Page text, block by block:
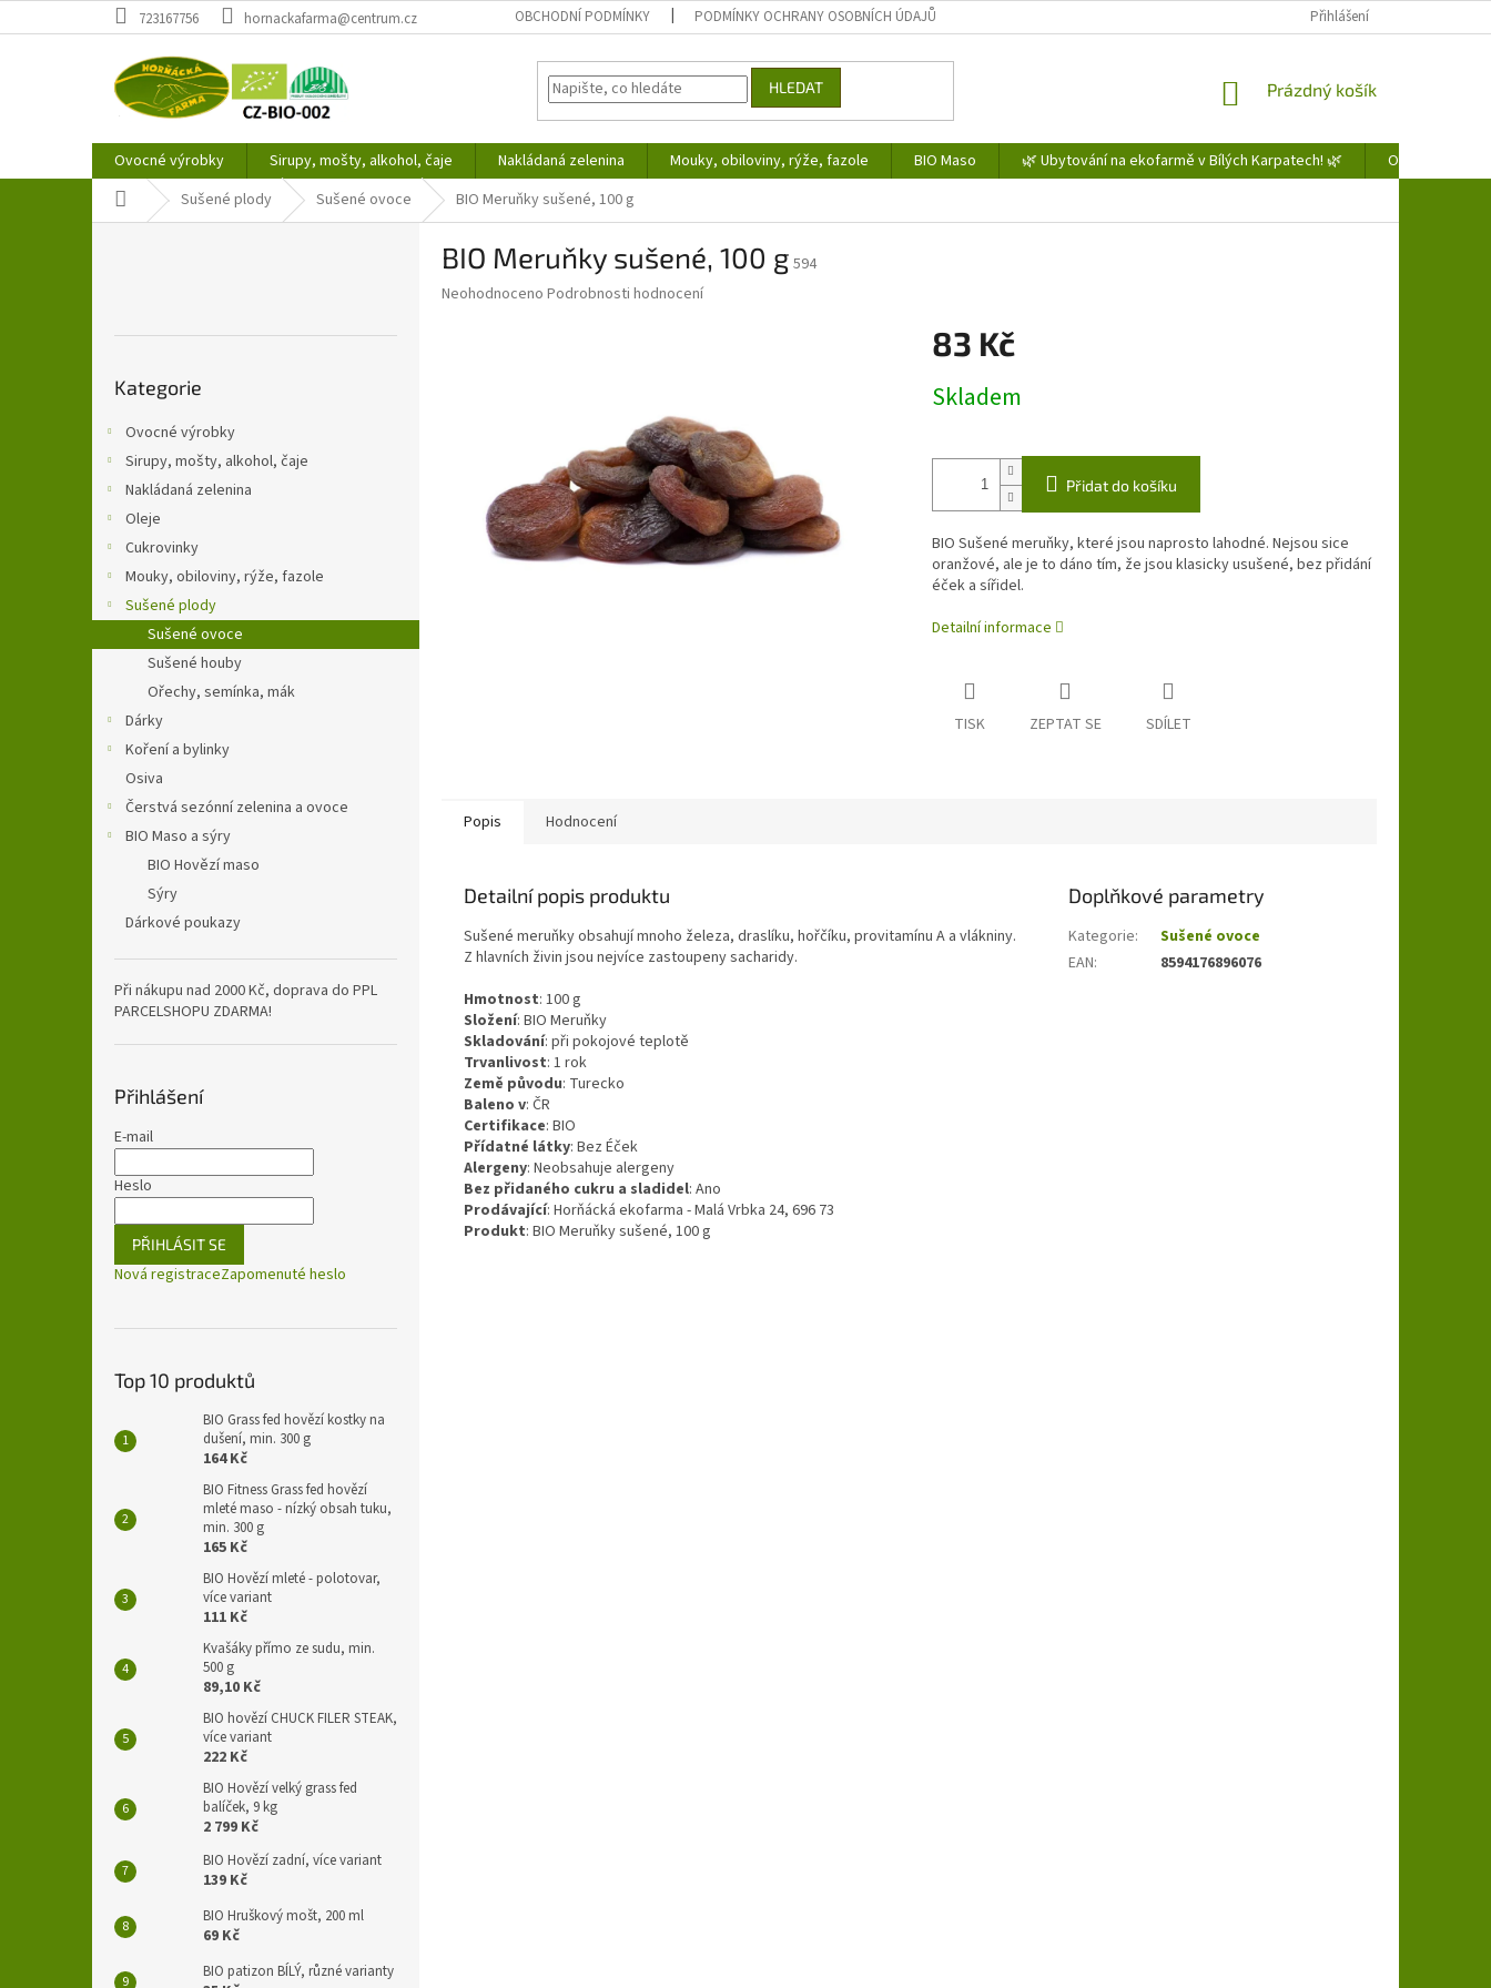
na
723167756 hornackafarma@centrum.cz OBCHODNÍ PODMÍNKY PODMÍNKY OCHRANY OSOBNÍCH ÚDAJŮ Přihlášení
HLEDAT
NÁKUPNÍ
Prázdný košík
Ovocné výrobky Sirupy, mošty, alkohol, čaje Nakládaná zelenina Mouky, obiloviny, rýže, fazole BIO Maso 🌿 Ubytování na ekofarmě v Bílých Karpatech! 🌿
Obchodní
Domů Sušené plody Sušené ovoce BIO Meruňky sušené, 100 g
kategorie
Kategorie
Ovocné výrobky
Sirupy, mošty, alkohol, čaje
Nakládaná zelenina
Oleje
Cukrovinky
Mouky, obiloviny, rýže, fazole
Sušené plody
Sušené ovoce
Sušené houby
Ořechy, semínka, mák
Dárky
Koření a bylinky
Osiva
Čerstvá sezónní zelenina a ovoce
BIO Maso a sýry
BIO Hovězí maso
Sýry
Dárkové poukazy
Při nákupu nad 2000 Kč, doprava do PPL
PARCELSHOPU ZDARMA!
Přihlášení
E-mail
Heslo
PŘIHLÁSIT SE
Nová registraceZapomenuté heslo
Top 10 produktů
BIO Grass fed hovězí kostky na
dušení, min. 300 g
164 Kč
BIO Fitness Grass fed hovězí
mleté maso - nízký obsah tuku,
min. 300 g
165 Kč
BIO Hovězí mleté - polotovar,
více variant
111 Kč
Kvašáky přímo ze sudu, min.
500 g
89,10 Kč
BIO hovězí CHUCK FILER STEAK,
více variant
222 Kč
BIO Hovězí velký grass fed
balíček, 9 kg
2 799 Kč
BIO Hovězí zadní, více variant
139 Kč
BIO Hruškový mošt, 200 ml
69 Kč
BIO patizon BÍLÝ, různé varianty
BIO Meruňky sušené, 100 g 594
Průměrné
Neohodnoceno Podrobnosti hodnocení
83 Kč
cena:
Skladem
Přidat do košíku
BIO Sušené meruňky, které jsou naprosto lahodné. Nejsou sice
oranžové, ale je to dáno tím, že jsou klasicky usušené, bez přidání
éček a sířidel.
Detailní informace
TISK ZEPTAT SE SDÍLET
Popis Hodnocení
Detailní popis produktu
Sušené meruňky obsahují mnoho železa, draslíku, hořčíku, provitamínu A a vlákniny.
Z hlavních živin jsou nejvíce zastoupeny sacharidy.
Hmotnost: 100g
Složení: BIO Meruňky
Skladování: při pokojové teplotě
Trvanlivost: 1 rok
Země původu: Turecko
Baleno v: ČR
Certifikace: BIO
Přídatné látky: Bez Éček
Alergeny: Neobsahuje alergeny
Bez přidaného cukru a sladidel: Ano
Prodávající: Horňácká ekofarma - Malá Vrbka 24, 696 73
Produkt: BIO Meruňky sušené, 100 g
Doplňkové parametry
Kategorie:
Sušené ovoce
EAN: 8594176896076